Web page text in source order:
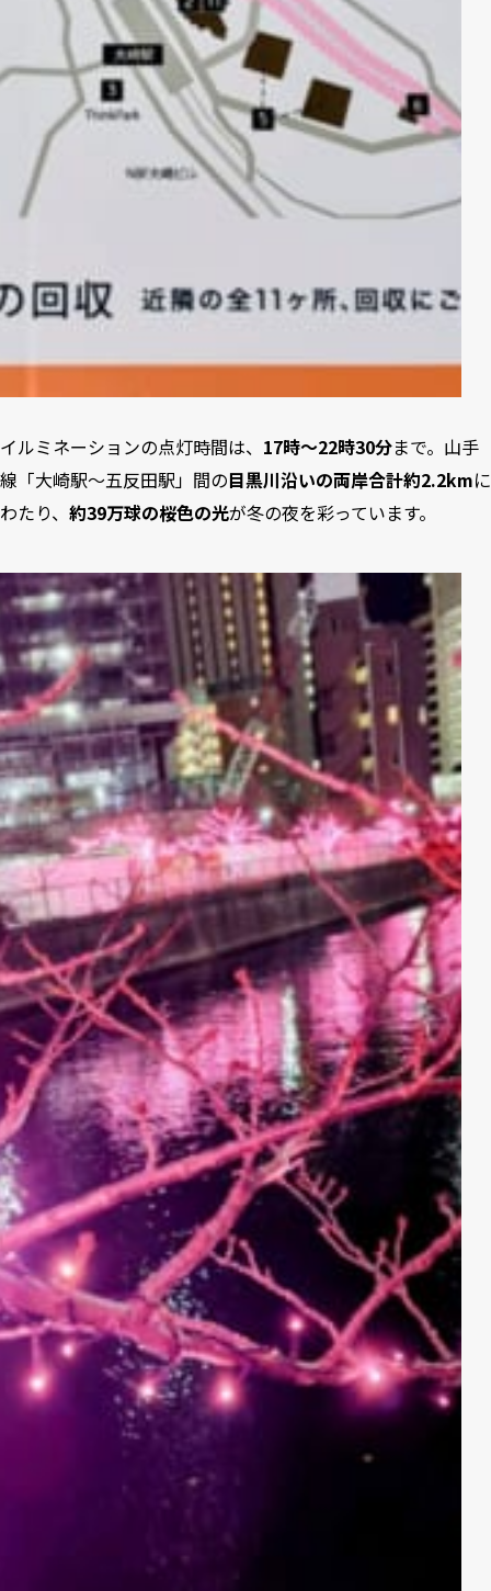
イルミネーションの点灯時間は、 17時〜22時30分まで。山手
線「大崎駅〜五反田駅」間の目黒川沿いの両岸合計約2.2kmに
わたり、 約39万球の桜色の光が冬の夜を彩っています。